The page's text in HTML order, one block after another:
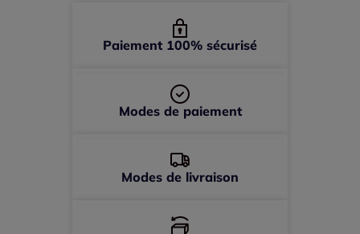
Paiement 100% sécurisé
Modes de paiement
Modes de livraison